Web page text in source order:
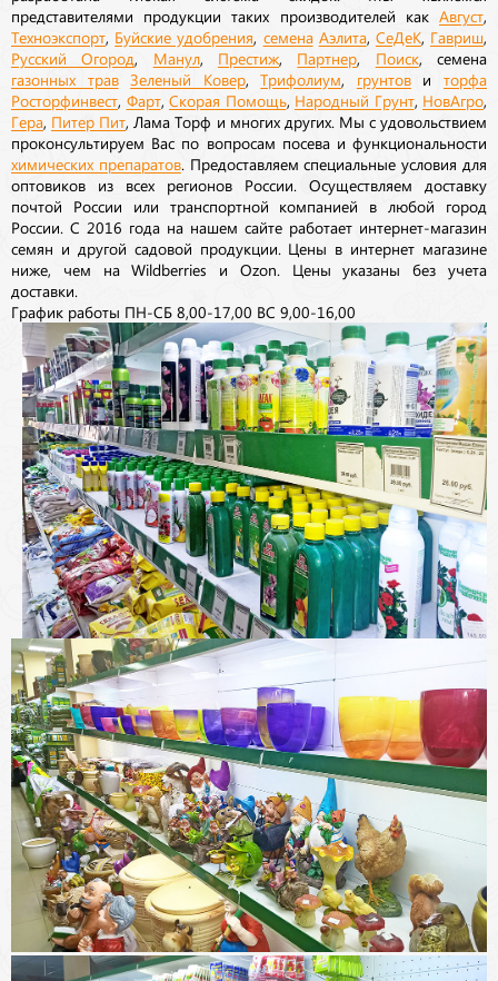
представителями продукции таких производителей как Август
Техноэкспорт Буйские удобрения семена Аэлита, СеДеК, Гавриш
Русский Огород Манул, Престиж Партнер Поиск, семена
газонных трав Зеленый Ковер,Трифолиум грунтовиторфа
Росторфинвест Фарт, Скорая Помощь Народный Грунт, НовАгро
Гера Питер Пит , Лама Торф и многих других. Мы с удовольствием
проконсультируем Вас по вопросам посева и функциональности
химических препаратов. Предоставляем специальные условия для
оптовиков из всех регионов России. Осуществляем доставку
почтой России или транспортной компанией в любой город
России. С 2016 года на нашем сайте работает интернет-магазин
семян и другой садовой продукции. Цены в интернет магазине
ниже, чем на Wildberries и Ozon. Цены указаны без учета
доставки.
График работы ПН-СБ 8,00-17,00 ВС 9,00-16,00